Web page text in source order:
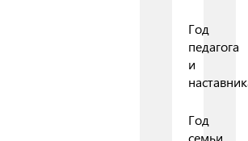
Год
педагога
и
Год
семьи